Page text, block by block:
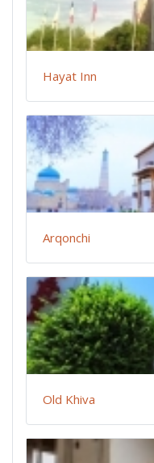
Hayat Inn
Arqonchi
Old Khiva